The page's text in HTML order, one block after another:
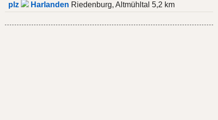
plz
Harlanden Riedenburg, Altmühltal 5,2 km